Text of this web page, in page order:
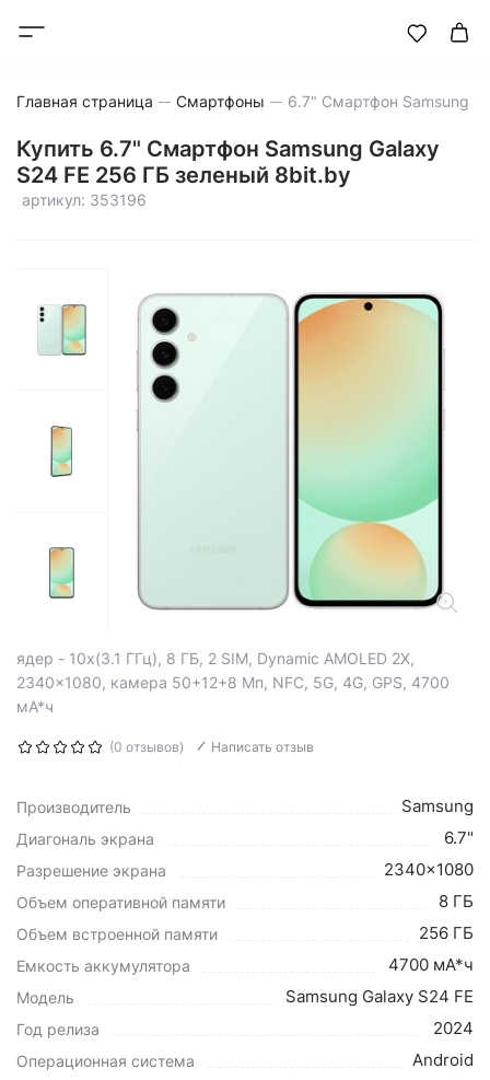
Главная страница Смартфоны
Купить 6.7" Смартфон Samsung Galaxy
S24 FE 256 ГБ зеленый 8bit.by
артикул: 353196
ядер - 10x(3.1 ГГц), 8 ГБ, 2 SIM, Dynamic AMOLED 2X,
2340x1080, камера 50+12+8 Мп, NFC, 5G, 4G, GPS, 4700
мА*ч
(0 отзывов) Написать отзыв
Производитель Samsung
Диагональ экрана 6.7"
Разрешение экрана 2340x1080
Объем оперативной памяти 8 ГБ
Объем встроенной памяти 256 ГБ
Емкость аккумулятора 4700 мА*ч
Модель Samsung Galaxy S24 FE
Год релиза 2024
Операционная система Android